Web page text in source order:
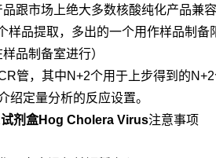
跟市场上绝大多数核酸纯化产品兼容
品提取，多出的一个用作样品制备
品制备室进行）
管，其中N+2个用于上步得到的
绍定量分析的反应设置。
剂盒Hog Cholera Virus注意事项